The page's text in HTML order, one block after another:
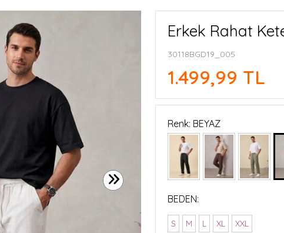
Erkek Rahat
30118BGD19_005
1.499,99 TL
Renk: BEYAZ
BEDEN:
S M L XL XXL